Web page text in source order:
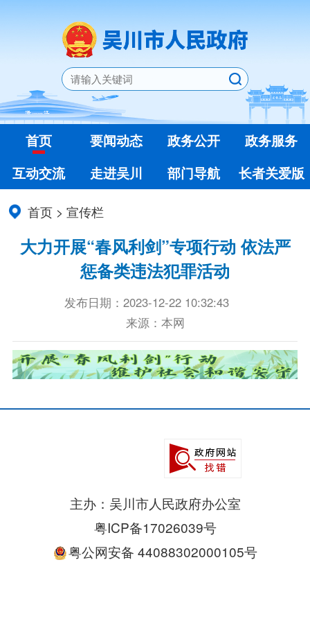
首页 要闻动态 政务公开
政务服务
互动交流
走进吴川 部门导航 长者关爱版
首页 >宣传栏
大力开展“春风利剑”专项行动 依法严
惩备类违法犯罪活动
发布日期：2023-12-22 10:32:43
来源：本网
主办：吴川市人民政府办公室
粤ICP备17026039号
粤公网安备 44088302000105号